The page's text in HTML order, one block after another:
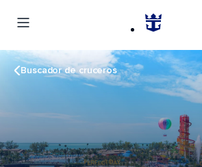
Buscador de cruceros